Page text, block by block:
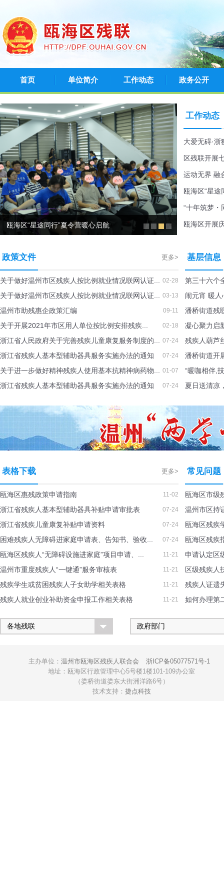
首页 单位简介 工作动态 政务公开
瓯海区“星途同行”夏令营暖心启航
工作动态
大爱无碍·
区残联开展
运动无界 融
瓯海区“星途
“十年筑梦
瓯海区开展
政策文件 更多>
关于做好温州市区残疾人按比例就业情况联网认证... 02-28
关于做好温州市区残疾人按比例就业情况联网认证... 03-13
温州市助残惠企政策汇编 09-11
关于开展2021年市区用人单位按比例安排残疾... 02-18
浙江省人民政府关于完善残疾儿童康复服务制度的... 07-24
浙江省残疾人基本型辅助器具服务实施办法的通知 07-24
关于进一步做好精神残疾人使用基本抗精神病药物... 01-07
浙江省残疾人基本型辅助器具服务实施办法的通知 07-24
基层信息
第三十六个
闹元宵 暖
潘桥街道残
凝心聚力启
残疾人葫芦
潘桥街道开
“暖咖相伴,
夏日送清凉
表格下载 更多>
瓯海区惠残政策申请指南 11-02
浙江省残疾人基本型辅助器具补贴申请审批表 07-24
浙江省残疾儿童康复补贴申请资料 07-24
困难残疾人无障碍进家庭申请表、告知书、验收... 07-24
瓯海区残疾人“无障碍设施进家庭”项目申请、... 11-21
温州市重度残疾人“一键通”服务审核表 11-21
残疾学生或贫困残疾人子女助学相关表格 11-21
残疾人就业创业补助资金申报工作相关表格 11-21
常见问题
瓯海区市级
温州市区持
瓯海区残疾
瓯海区残疾
申请认定区
区级残疾人
残疾人证遗
如何办理第
主办单位： 温州市瓯海区残疾人联合会
浙ICP备05077571号-1
地址：瓯海区行政管理中心5号楼1楼101-109办公室
（娄桥街道娄东大街洲洋路6号）
技术支持： 捷点科技